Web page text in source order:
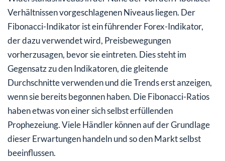
Verhältnissen vorgeschlagenen Niveaus liegen. Der
Fibonacci-Indikator ist ein führender Forex-Indikator,
der dazu verwendet wird, Preisbewegungen
vorherzusagen, bevor sie eintreten. Dies steht im
Gegensatz zu den Indikatoren, die gleitende
Durchschnitte verwenden und die Trends erst anzeigen,
wenn sie bereits begonnen haben. Die Fibonacci-Ratios
haben etwas von einer sich selbst erfüllenden
Prophezeiung. Viele Händler können auf der Grundlage
dieser Erwartungen handeln und so den Markt selbst
beeinflussen.